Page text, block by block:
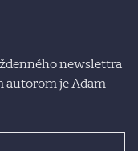
newslettra
autorom je Adam